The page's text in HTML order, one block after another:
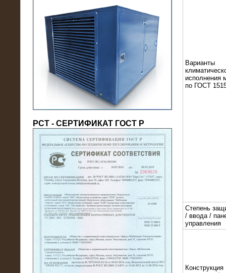
17.10.2016
Резистивный высоковольтный
нагрузочный модуль 5 МВт
(напряжение 6/10 кВ)
21.08.2016
На производственное предприятие
модули 20 МВт (0,4 кВ)
РСТ - СЕРТИФИКАТ ГОСТ Р
Варианты
исполнения
по ГОСТ
Степень
/ ввода /
управления
Конструкция